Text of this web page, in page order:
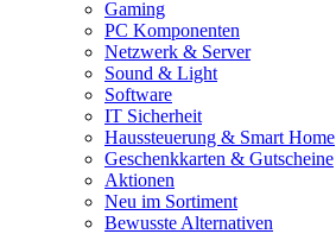
Gaming
PC Komponenten
Netzwerk & Server
Sound & Light
Software
IT Sicherheit
Haussteuerung & Smart Home
Geschenkkarten & Gutscheine
Aktionen
Neu im Sortiment
Bewusste Alternativen